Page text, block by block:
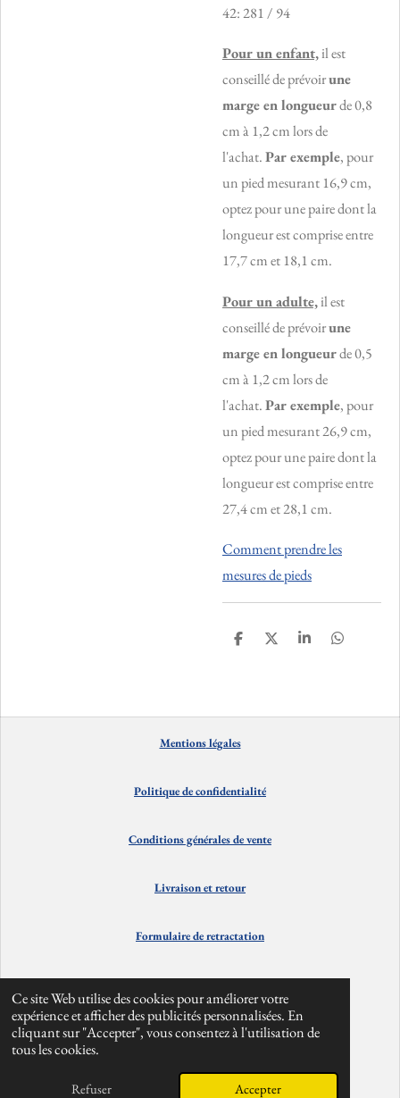
Ce site Web utilise des cookies pour améliorer votre
expérience et afficher des publicités personnalisées. En
cliquant sur "Accepter", vous consentez à l'utilisation de
tous les cookies.
Refuser Accepter
42: 281 / 94
Pour un enfant,il est
conseillé de prévoirune
marge en longueurde 0,8
cm à 1,2 cm lors de
l'achat.Par exemple, pour
un pied mesurant 16,9 cm,
optez pour une paire dont la
longueur est comprise entre
17,7 cm et 18,1 cm.
Pour un adulte,il est
conseillé de prévoirune
marge en longueurde 0,5
cm à 1,2 cm lors de
l'achat.Par exemple, pour
un pied mesurant 26,9 cm,
optez pour une paire dont la
longueur est comprise entre
27,4 cm et 28,1 cm.
Comment prendre les
mesures de pieds
P
g
r
P
g
P
g
P
g
Mentionslégales
Politique de confidentialité
Conditions générales de vente
Livraison etretour
Formulaire de retractation
Info divers
Webador